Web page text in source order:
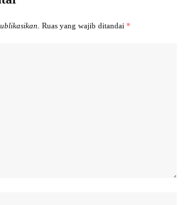
Ruas yang wajib ditandai *